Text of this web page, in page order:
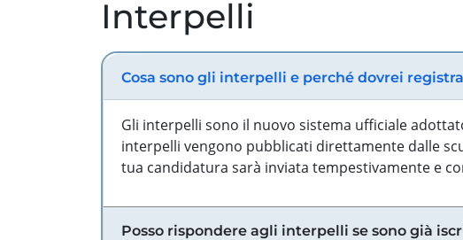
Interpelli
Cosa sono gli interpelli e perché dovrei
Gli interpelli sono il nuovo sistema ufficiale
interpelli vengono pubblicati direttamente dalle
tua candidatura sarà inviata tempestivamente e
Posso rispondere agli interpelli se sono già